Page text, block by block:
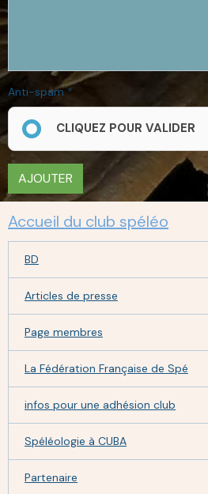
Anti-spam
CLIQUEZ POUR VALIDER
AJOUTER
Accueil du club spéléo
BD
Articles de presse
Page membres
La Fédération Française de Spé
infos pour une adhésion club
Spéléologie à CUBA
Partenaire